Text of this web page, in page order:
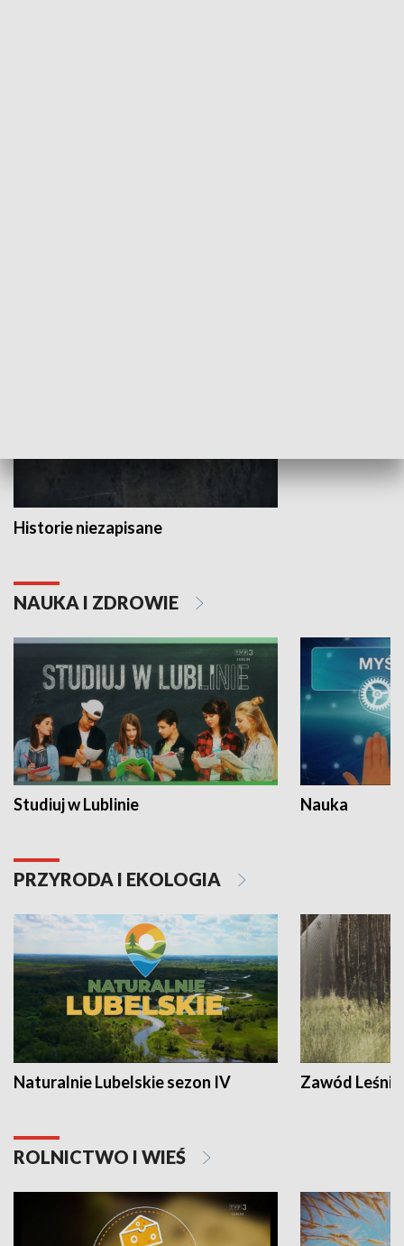
Historie niezapisane
NAUKA I ZDROWIE
Studiuj w Lublinie Nauka
PRZYRODA I EKOLOGIA
Naturalnie Lubelskie sezon IV Zawód Leśnik
ROLNICTWO I WIEŚ